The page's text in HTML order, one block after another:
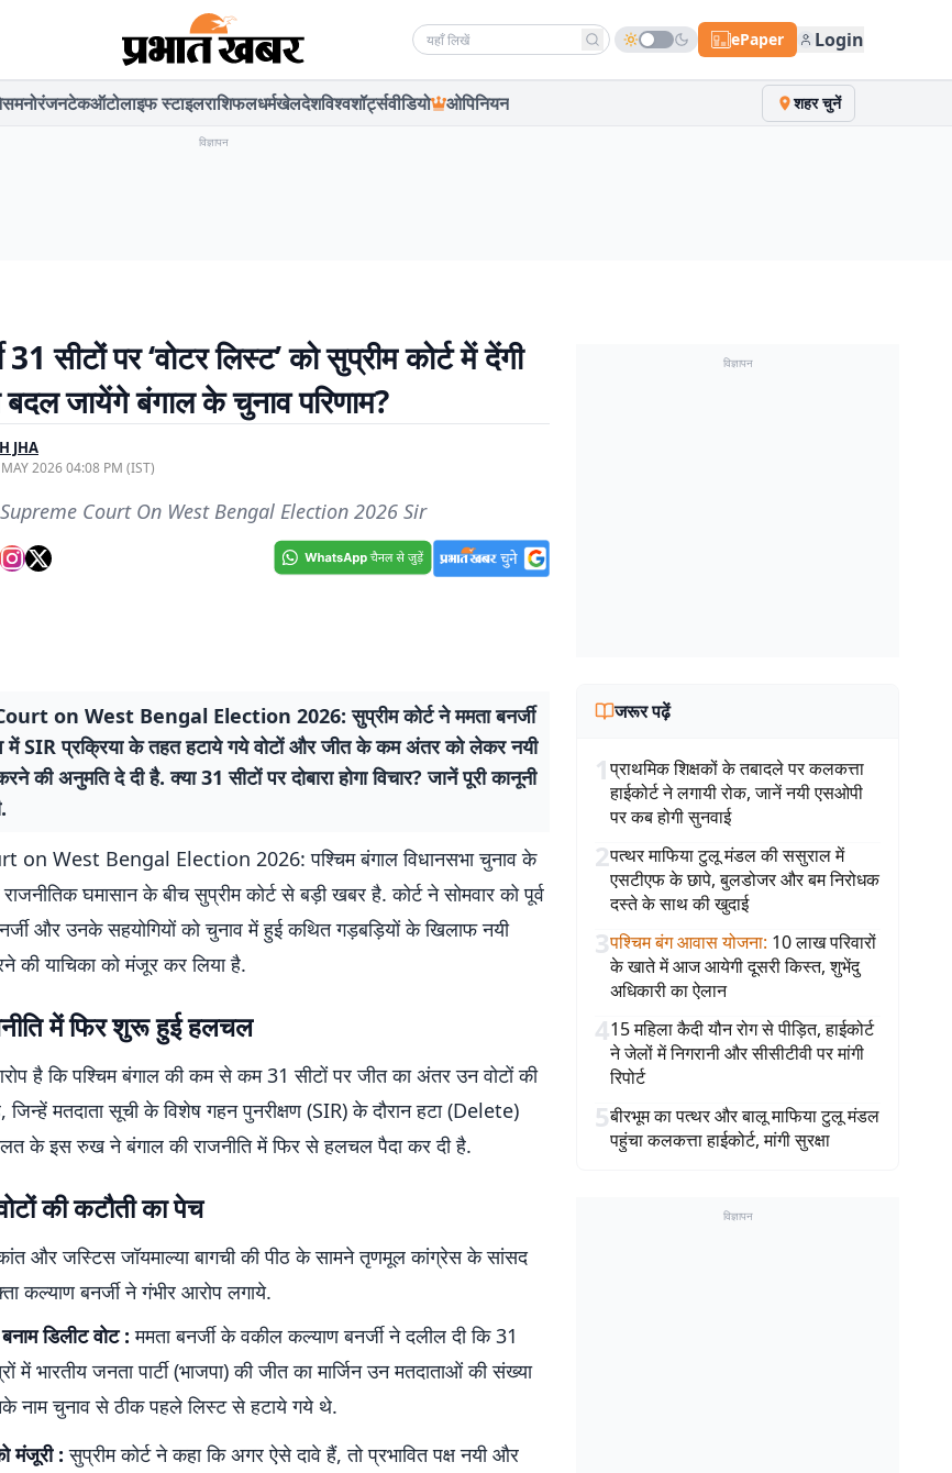
Search news ePaper Login
मनोरंजनटेकऑटोलाइफ स्टाइलराशिफलधर्मखेलदेशविश्वशॉर्ट्सवीडियो ओपिनियन शहर चुनें
विज्ञापन
31 सीटों पर ‘वोटर लिस्ट’ को सुप्रीम कोर्ट में देंगी
बदल जायेंगे बंगाल के चुनाव परिणाम?
JHA
2026 04:08 PM (IST)
Supreme Court On West Bengal Election 2026 Sir
on West Bengal Election 2026: सुप्रीम कोर्ट ने ममता बनर्जी
में SIR प्रक्रिया के तहत हटाये गये वोटों और जीत के कम अंतर को लेकर नयी
की अनुमति दे दी है. क्या 31 सीटों पर दोबारा होगा विचार? जानें पूरी कानूनी
on West Bengal Election 2026: पश्चिम बंगाल विधानसभा चुनाव के
घमासान के बीच सुप्रीम कोर्ट से बड़ी खबर है. कोर्ट ने सोमवार को पूर्व
और उनके सहयोगियों को चुनाव में हुई कथित गड़बड़ियों के खिलाफ नयी
की याचिका को मंजूर कर लिया है.
में फिर शुरू हुई हलचल
है कि पश्चिम बंगाल की कम से कम 31 सीटों पर जीत का अंतर उन वोटों की
मतदाता सूची के विशेष गहन पुनरीक्षण (SIR) के दौरान हटा (Delete)
के इस रुख ने बंगाल की राजनीति में फिर से हलचल पैदा कर दी है.
की कटौती का पेच
और जस्टिस जॉयमाल्या बागची की पीठ के सामने तृणमूल कांग्रेस के सांसद
कल्याण बनर्जी ने गंभीर आरोप लगाये.
डिलीट वोट :ममता बनर्जी के वकील कल्याण बनर्जी ने दलील दी कि 31
में भारतीय जनता पार्टी (भाजपा) की जीत का मार्जिन उन मतदाताओं की संख्या
नाम चुनाव से ठीक पहले लिस्ट से हटाये गये थे.
मंजूरी :सुप्रीम कोर्ट ने कहा कि अगर ऐसे दावे हैं, तो प्रभावित पक्ष नयी और
विज्ञापन
जरूर पढ़ें
1प्राथमिक शिक्षकों के तबादले पर कलकत्ता
हाईकोर्ट ने लगायी रोक, जानें नयी एसओपी
पर कब होगी सुनवाई
2पत्थर माफिया टुलू मंडल की ससुराल में
एसटीएफ के छापे, बुलडोजर और बम निरोधक
दस्ते के साथ की खुदाई
3पश्चिम बंग आवास योजना: 10 लाख परिवारों
के खाते में आज आयेगी दूसरी किस्त, शुभेंदु
अधिकारी का ऐलान
415 महिला कैदी यौन रोग से पीड़ित, हाईकोर्ट
ने जेलों में निगरानी और सीसीटीवी पर मांगी
रिपोर्ट
5बीरभूम का पत्थर और बालू माफिया टुलू मंडल
पहुंचा कलकत्ता हाईकोर्ट, मांगी सुरक्षा
विज्ञापन